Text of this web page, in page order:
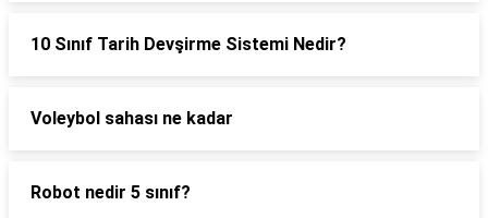
10 Sınıf Tarih Devşirme Sistemi Nedir?
Voleybol sahası ne kadar
Robot nedir 5 sınıf?